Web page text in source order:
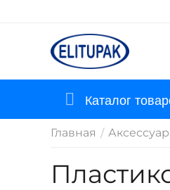
Каталог
Главная /